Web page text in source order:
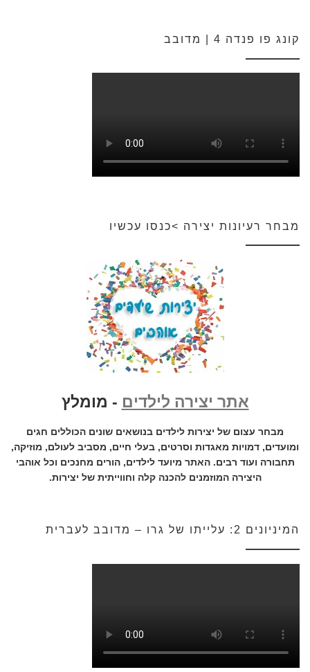
קונג פו פנדה 4 | מדובב
מבחר רעיונות יצירה >כנסו עכשיו
אתר יצירה לילדים - מומלץ
מבחר עצום של יצירות לילדים בנושאים שונים הכוללים חגים
ומועדים, דמויות מאגדות וסרטים, בעלי חיים, מסביב לעולם, מוזיקה,
תחבורה ועוד רבים. האתר מיועד לילדים, הורים מחנכים וכל אוהבי
היצירה המוזמנים להכנה קלה וחווייתית של יצירות.
המיניונים 2: עלייתו של גרו – מדובב לעברית